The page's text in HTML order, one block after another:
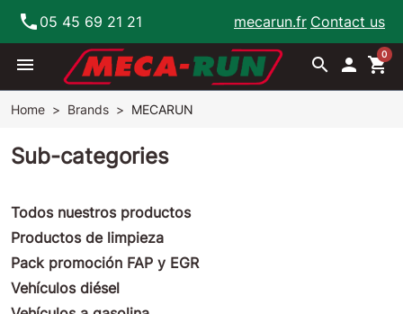
phone 05 45 69 21 21 mecarun.fr Contact us
menu search  shopping_cart
0
Home Brands MECARUN
Sub-categories
Todos nuestros productos
Productos de limpieza
Pack promoción FAP y EGR
Vehículos diésel